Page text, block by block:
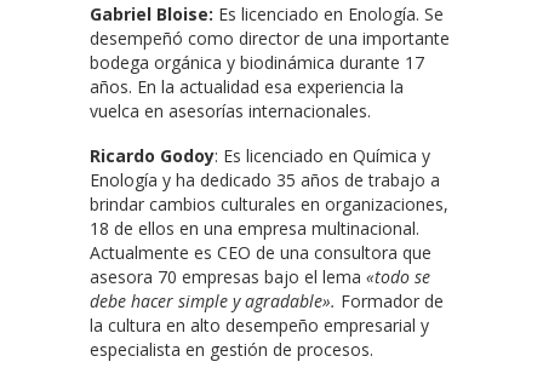
Gabriel Bloise: Es licenciado en Enología. Se
desempeñó como director de una importante
bodega orgánica y biodinámica durante 17
años. En la actualidad esa experiencia la
vuelca en asesorías internacionales.
Ricardo Godoy: Es licenciado en Química y
Enología y ha dedicado 35 años de trabajo a
brindar cambios culturales en organizaciones,
18 de ellos en una empresa multinacional.
Actualmente es CEO de una consultora que
asesora 70 empresas bajo el lema «todo se
debe hacer simple y agradable». Formador de
la cultura en alto desempeño empresarial y
especialista en gestión de procesos.